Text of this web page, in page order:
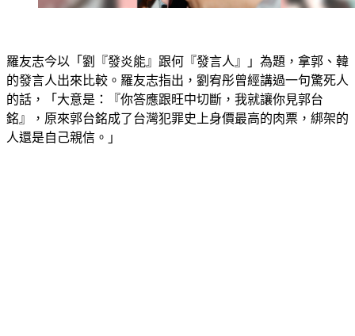
羅友志今以「劉『發炎能』跟何『發言人』」為題，拿郭、韓
的發言人出來比較。羅友志指出，劉宥彤曾經講過一句驚死人
的話，「大意是：『你答應跟旺中切斷，我就讓你見郭台
銘』，原來郭台銘成了台灣犯罪史上身價最高的肉票，綁架的
人還是自己親信。」